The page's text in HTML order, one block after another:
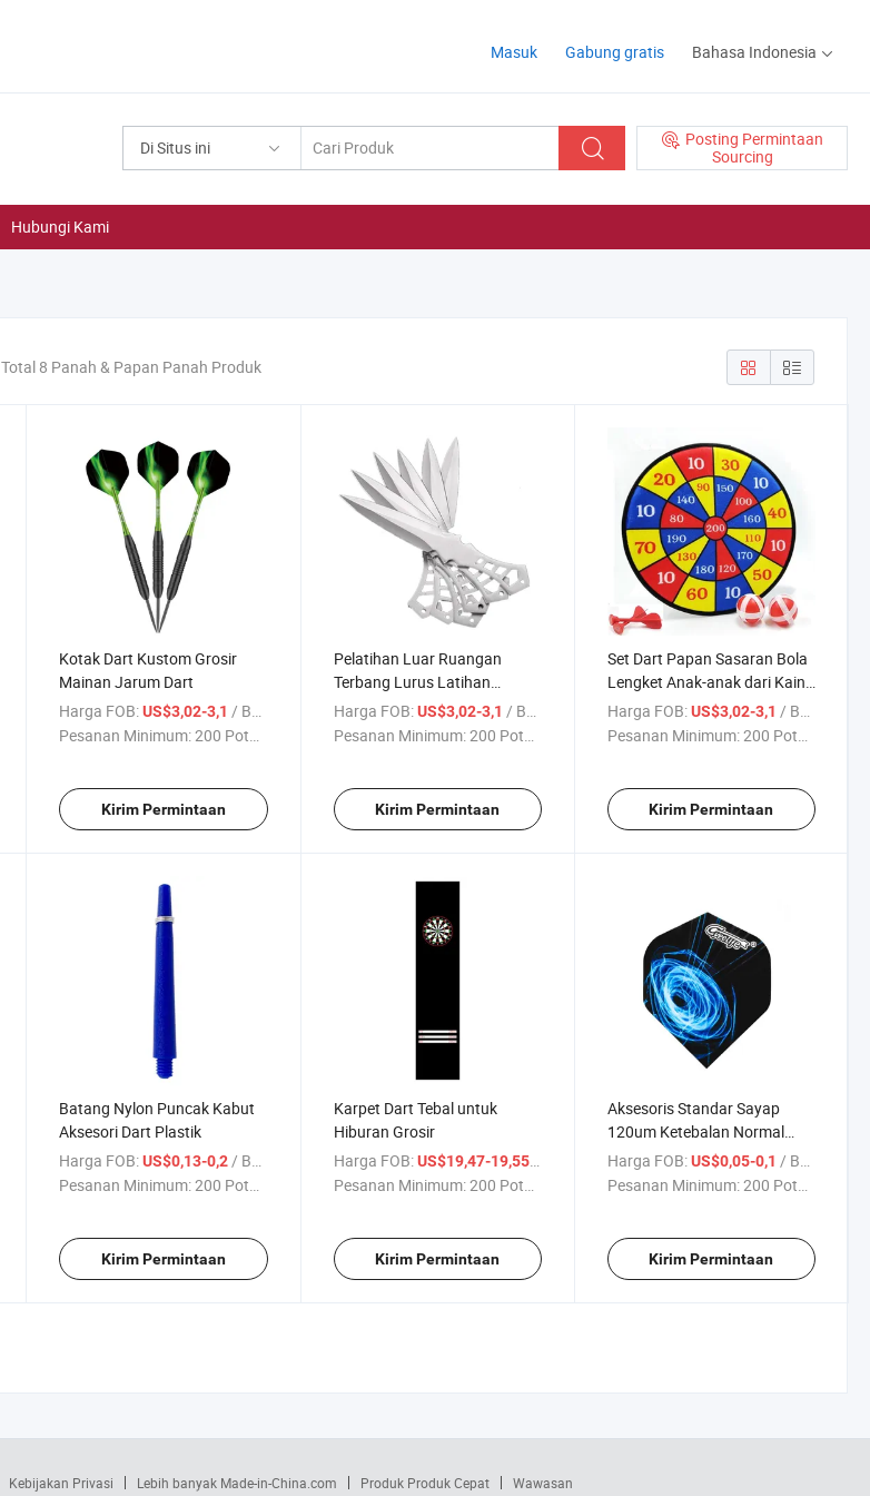
Masuk Gabung gratis Bahasa Indonesia
Di Situs ini
Posting Permintaan
Sourcing
Hubungi Kami
Total 8 Panah & Papan Panah Produk
Kotak Dart Kustom Grosir
Mainan Jarum Dart
Harga FOB: US$3,02-3,1/ Bagian
Pesanan Minimum:200 Potong
Kirim Permintaan
Pelatihan Luar Ruangan
Terbang Lurus Latihan
Terbang Dazzle Pisau Dart
Stainless Steel
Harga FOB: US$3,02-3,1 / Bagian
Pesanan Minimum:200 Potong
Kirim Permintaan
Set Dart Papan Sasaran Bola
Lengket Anak-anak dari Kain
untuk Dalam dan Luar
Ruangan
Harga FOB: US$3,02-3,1 / Bagian
Pesanan Minimum:200 Potong
Kirim Permintaan
Batang Nylon Puncak Kabut
Aksesori Dart Plastik
Harga FOB: US$0,13-0,2 / Bagian
Pesanan Minimum:200 Potong
Kirim Permintaan
Karpet Dart Tebal untuk
Hiburan Grosir
Harga FOB: US$19,47-19,55
Pesanan Minimum:200 Potong
Kirim Permintaan
Aksesoris Standar Sayap
120um Ketebalan Normal
Penerbangan Dart
Harga FOB: US$0,05-0,1 / Bagian
Pesanan Minimum:200 Potong
Kirim Permintaan
Kebijakan Privasi Lebih banyak Made-in-China.com Produk Produk Cepat Wawasan